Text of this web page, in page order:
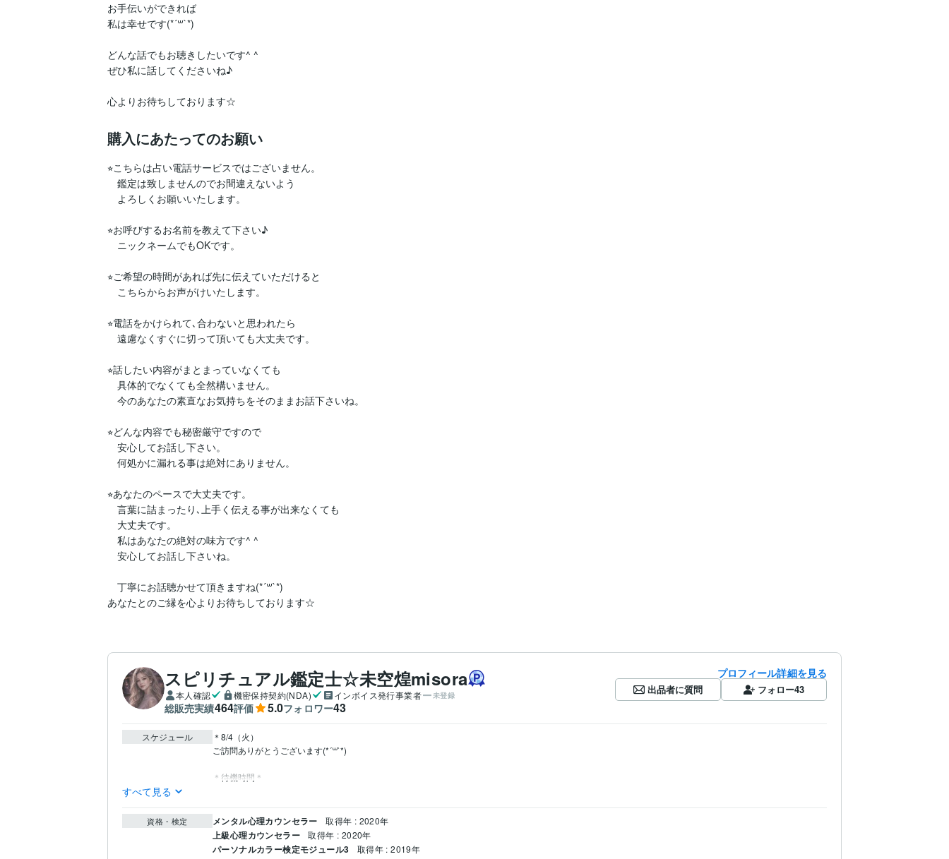
お手伝いができれば
私は幸せです(*´꒳`*)
どんな話でもお聴きしたいです^ ^
ぜひ私に話してくださいね♪
心よりお待ちしております☆
購入にあたってのお願い
⭐︎こちらは占い電話サービスではございません。
鑑定は致しませんのでお間違えないよう
よろしくお願いいたします。
⭐︎お呼びするお名前を教えて下さい♪
ニックネームでもOKです。
⭐︎ご希望の時間があれば先に伝えていただけると
こちらからお声がけいたします。
⭐︎電話をかけられて､合わないと思われたら
遠慮なくすぐに切って頂いても大丈夫です。
⭐︎話したい内容がまとまっていなくても
具体的でなくても全然構いません。
今のあなたの素直なお気持ちをそのままお話下さいね。
⭐︎どんな内容でも秘密厳守ですので
安心してお話し下さい。
何処かに漏れる事は絶対にありません。
⭐︎あなたのペースで大丈夫です。
言葉に詰まったり､上手く伝える事が出来なくても
大丈夫です。
私はあなたの絶対の味方です^ ^
安心してお話し下さいね。
丁寧にお話聴かせて頂きますね(*´꒳`*)
あなたとのご縁を心よりお待ちしております☆
スピリチュアル鑑定士☆未空煌misora
本人確認 機密保持契約(NDA) インボイス発行事業者 未登録
総販売実績464評価 5.0フォロワー43
プロフィール詳細を見る
出品者に質問 フォロー43
スケジュール
＊8/4（火）
ご訪問ありがとうございます(*´꒳`*)
＊待機時間＊
すべて見る
資格・検定 メンタル心理カウンセラー 取得年 : 2020年
上級心理カウンセラー 取得年 : 2020年
パーソナルカラー検定モジュール3 取得年 : 2019年